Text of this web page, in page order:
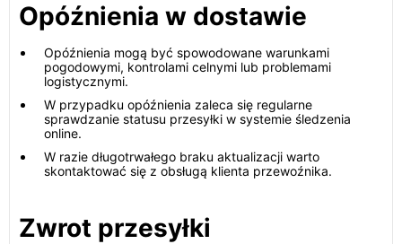
Opóźnienia w dostawie
Opóźnienia mogą być spowodowane warunkami
pogodowymi, kontrolami celnymi lub problemami
logistycznymi.
W przypadku opóźnienia zaleca się regularne
sprawdzanie statusu przesyłki w systemie śledzenia
online.
W razie długotrwałego braku aktualizacji warto
skontaktować się z obsługą klienta przewoźnika.
Zwrot przesyłki